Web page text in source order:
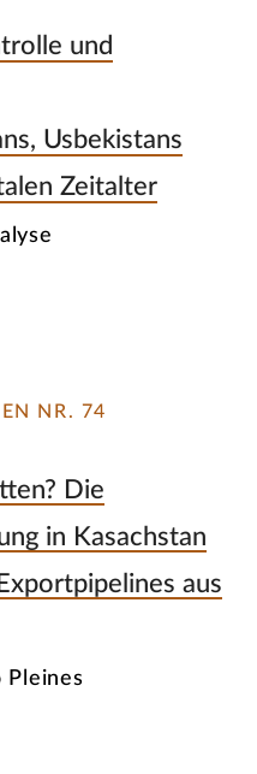
und
Usbekistans
Zeitalter
NR. 74
Die
in Kasachstan
aus
Pleines